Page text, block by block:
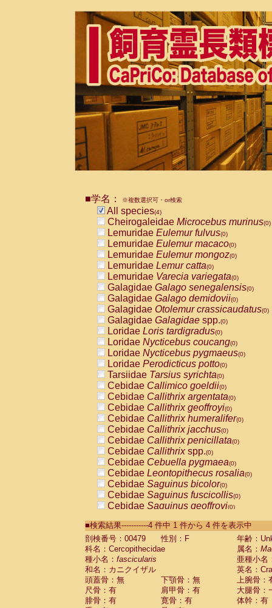
■学名： ※複数選択可・or検索
All species(4)
Cheirogaleidae Microcebus murinus(0)
Lemuridae Eulemur fulvus(0)
Lemuridae Eulemur macaco(0)
Lemuridae Eulemur mongoz(0)
Lemuridae Lemur catta(0)
Lemuridae Varecia variegata(0)
Galagidae Galago senegalensis(0)
Galagidae Galago demidovii(0)
Galagidae Otolemur crassicaudatus(0)
Galagidae Galagidae spp.(0)
Loridae Loris tardigradus(0)
Loridae Nycticebus coucang(0)
Loridae Nycticebus pygmaeus(0)
Loridae Perodicticus potto(0)
Tarsiidae Tarsius syrichta(0)
Cebidae Callimico goeldii(0)
Cebidae Callithrix argentata(0)
Cebidae Callithrix geoffroyi(0)
Cebidae Callithrix humeralifer(0)
Cebidae Callithrix jacchus(0)
Cebidae Callithrix penicillata(0)
Cebidae Callithrixspp.(0)
Cebidae Cebuella pygmaea(0)
Cebidae Leontopithecus rosalia(0)
Cebidae Saguinus bicolor(0)
Cebidae Saguinus fuscicollis(0)
Cebidae Saguinus geoffroyi(0)
CebidaeSaguinus labiatus(0)
Cebidae Saguinus leucopus (0)
CebidaeSaguinus midas
CebidaeSaguinus mystax
CebidaeSaguinus nigricollis (1)
Cebidae Saguinus oedipus
Cebidae Saguinus weddelli
Cebidae Saguinusspp.
■検索結果-----------4 件中 1 件から 4 件を表示中
剖検番号：00479
性別：F
年齢：
科名：Cercopithecidae
属名：
種小名： fascicularis
亜種小名
和名：カニクイザル
英名：
頭蓋骨：無
下顎骨：無
上腕骨：
尺骨：有
肩甲骨：有
大腿骨：
腓骨：有
寛骨：有
体幹：有